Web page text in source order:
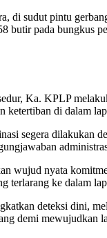
di sudut pintu
pada bungkus
Ka. KPLP
ketertiban di dalam
segera dilakukan
wujud nyata
terlarang ke dalam
deteksi dini,
demi mewujudkan